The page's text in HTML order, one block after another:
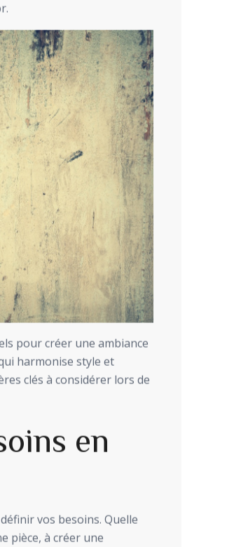
pour créer une ambiance
harmonise style et
clés à considérer lors de
en
vos besoins. Quelle
pièce, à créer une